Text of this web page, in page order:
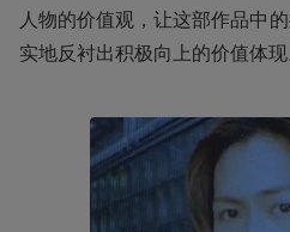
人物的价值观，让这部作品中
实地反衬出积极向上的价值体现